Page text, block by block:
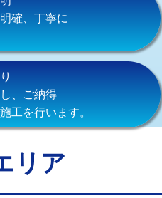
16,500円
栓） 16,500円
3,300円
ンド止
5,500円
確、丁寧に
、ご納得
工を行います。
リア